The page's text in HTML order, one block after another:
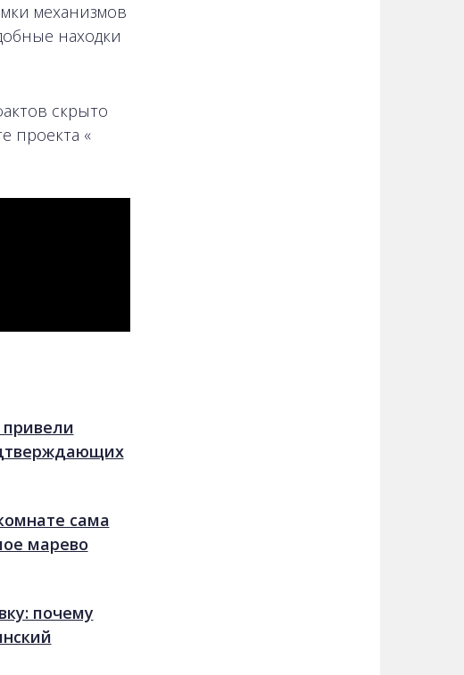
механизмов
находки
скрыто
проекта «
сама
марево
почему